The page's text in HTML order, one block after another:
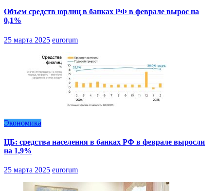
Объем средств юрлиц в банках РФ в феврале вырос на
0,1%
25 марта 2025 eurorum
Экономика
ЦБ: средства населения в банках РФ в феврале выросли
на 1,9%
25 марта 2025 eurorum